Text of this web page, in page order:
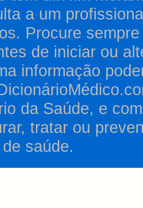
a um
Procure
de iniciar ou
informação
da Saúde, e
tratar ou
saúde.